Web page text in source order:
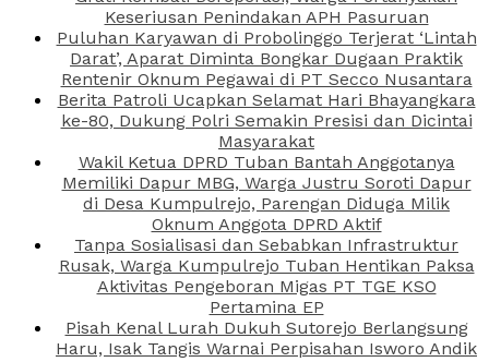
Keseriusan Penindakan APH Pasuruan
Puluhan Karyawan di Probolinggo Terjerat ‘Lintah
Darat’, Aparat Diminta Bongkar Dugaan Praktik
Rentenir Oknum Pegawai di PT Secco Nusantara
Berita Patroli Ucapkan Selamat Hari Bhayangkara
ke-80, Dukung Polri Semakin Presisi dan Dicintai
Masyarakat
Wakil Ketua DPRD Tuban Bantah Anggotanya
Memiliki Dapur MBG, Warga Justru Soroti Dapur
di Desa Kumpulrejo, Parengan Diduga Milik
Oknum Anggota DPRD Aktif
Tanpa Sosialisasi dan Sebabkan Infrastruktur
Rusak, Warga Kumpulrejo Tuban Hentikan Paksa
Aktivitas Pengeboran Migas PT TGE KSO
Pertamina EP
Pisah Kenal Lurah Dukuh Sutorejo Berlangsung
Haru, Isak Tangis Warnai Perpisahan Isworo Andik